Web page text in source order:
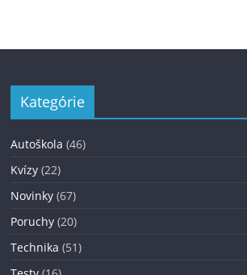
Kategórie
Autoškola (46)
Kvízy (22)
Novinky (67)
Poruchy (20)
Technika (51)